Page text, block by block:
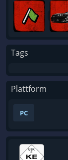
Tags
Plattform
PC